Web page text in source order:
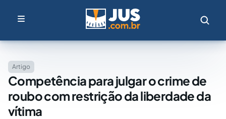
Artigo
Competência para julgar o crime de
roubo com restrição da liberdade da
vítima